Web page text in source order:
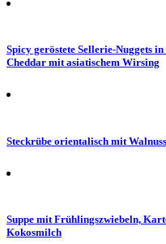
Spicy geröstete Sellerie-Nuggets
Cheddar mit asiatischem Wirsing
Steckrübe orientalisch mit
Suppe mit Frühlingszwiebeln,
Kokosmilch